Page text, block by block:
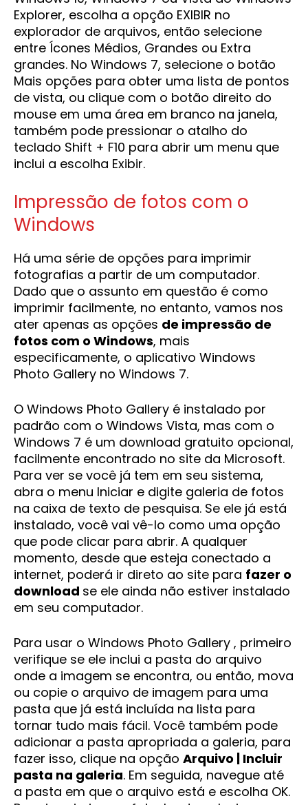
Explorer, escolha a opção EXIBIR no
explorador de arquivos, então selecione
entre Ícones Médios, Grandes ou Extra
grandes. No Windows 7, selecione o botão
Mais opções para obter uma lista de pontos
de vista, ou clique com o botão direito do
mouse em uma área em branco na janela,
também pode pressionar o atalho do
teclado Shift + F10 para abrir um menu que
inclui a escolha Exibir.
Impressão de fotos com o
Windows
Há uma série de opções para imprimir
fotografias a partir de um computador.
Dado que o assunto em questão é como
imprimir facilmente, no entanto, vamos nos
ater apenas as opções de impressão de
fotos com o Windows, mais
especificamente, o aplicativo Windows
Photo Gallery no Windows 7.
O Windows Photo Gallery é instalado por
padrão com o Windows Vista, mas com o
Windows 7 é um download gratuito opcional,
facilmente encontrado no site da Microsoft.
Para ver se você já tem em seu sistema,
abra o menu Iniciar e digite galeria de fotos
na caixa de texto de pesquisa. Se ele já está
instalado, você vai vê-lo como uma opção
que pode clicar para abrir. A qualquer
momento, desde que esteja conectado a
internet, poderá ir direto ao site para fazer o
download se ele ainda não estiver instalado
em seu computador.
Para usar o Windows Photo Gallery , primeiro
verifique se ele inclui a pasta do arquivo
onde a imagem se encontra, ou então, mova
ou copie o arquivo de imagem para uma
pasta que já está incluída na lista para
tornar tudo mais fácil. Você também pode
adicionar a pasta apropriada a galeria, para
fazer isso, clique na opção Arquivo | Incluir
pasta na galeria. Em seguida, navegue até
a pasta em que o arquivo está e escolha OK.